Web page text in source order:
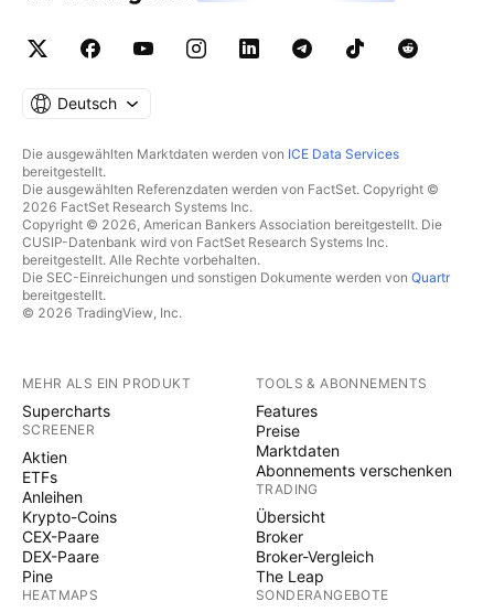
Deutsch
Die ausgewählten Marktdaten werden von ICE Data Services
bereitgestellt.
Die ausgewählten Referenzdaten werden von FactSet. Copyright ©
2026 FactSet Research Systems Inc.
Copyright © 2026, American Bankers Association bereitgestellt. Die
CUSIP-Datenbank wird von FactSet Research Systems Inc.
bereitgestellt. Alle Rechte vorbehalten.
Die SEC-Einreichungen und sonstigen Dokumente werden von Quartr
bereitgestellt.
© 2026 TradingView, Inc.
MEHR ALS EIN PRODUKT
Supercharts
SCREENER
Aktien
ETFs
Anleihen
Krypto-Coins
CEX-Paare
DEX-Paare
Pine
HEATMAPS
TOOLS & ABONNEMENTS
Features
Preise
Marktdaten
Abonnements verschenken
TRADING
Übersicht
Broker
Broker-Vergleich
The Leap
SONDERANGEBOTE